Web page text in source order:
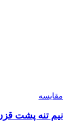
مقایسه
نیم تنه پشت